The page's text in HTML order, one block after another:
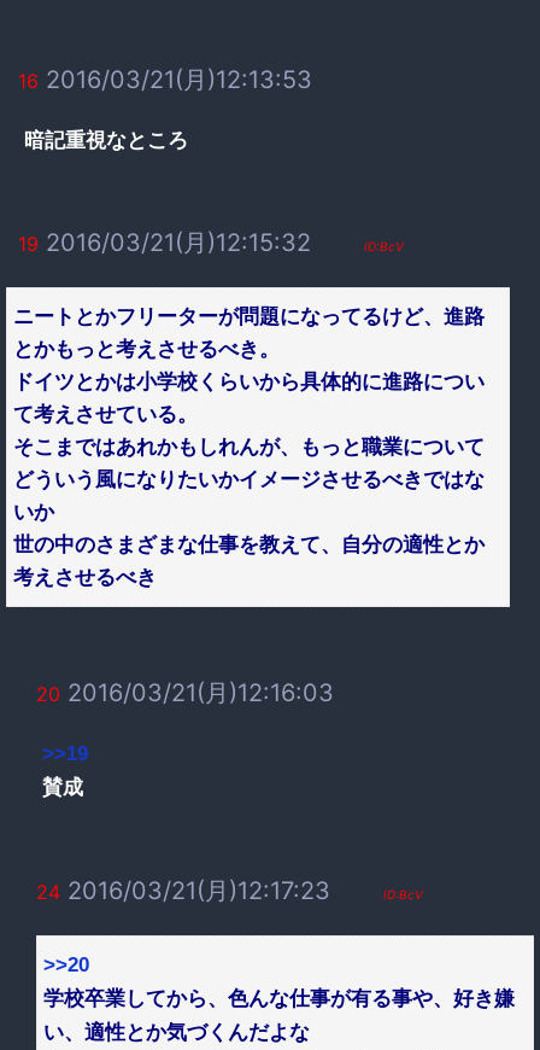
16 2016/03/21(月)12:13:53
暗記重視なところ
19 2016/03/21(月)12:15:32 ID:BcV
ニートとかフリーターが問題になってるけど、進路
とかもっと考えさせるべき。
ドイツとかは小学校くらいから具体的に進路につい
て考えさせている。
そこまではあれかもしれんが、もっと職業について
どういう風になりたいかイメージさせるべきではな
いか
世の中のさまざまな仕事を教えて、自分の適性とか
考えさせるべき
20 2016/03/21(月)12:16:03
>>19
賛成
24 2016/03/21(月)12:17:23 ID:BcV
>>20
学校卒業してから、色んな仕事が有る事や、好き嫌
い、適性とか気づくんだよな